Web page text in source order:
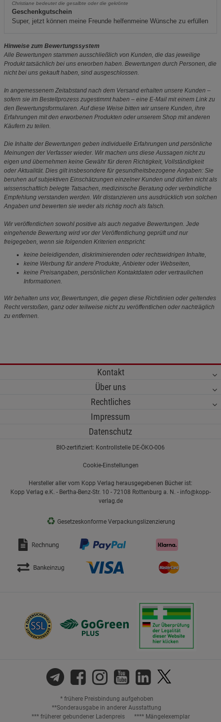
Christiane bedeutet die gesalbte oder die gekrönte
Geschenkgutschein
Super, jetzt können meine Freunde helfenmeine Wünsche zu erfüllen
Hinweise zum Bewertungssystem
Alle Bewertungen stammen ausschließlich von Kunden, die das jeweilige
Produkt tatsächlich bei uns erworben haben. Bewertungen durch Personen, die
nicht bei uns gekauft haben, sind ausgeschlossen.
In angemessenem Zeitabstand nach dem Versand erhalten unsere Kunden –
sofern sie im Bestellprozess zugestimmt haben – eine E-Mail mit einem Link zu
den Bewertungsformularen. Auf diese Weise bitten wir unsere Kunden, ihre
Erfahrungen mit den erworbenen Produkten oder unserem Shop mit anderen
Käufern zu teilen.
Die Inhalte der Bewertungen geben individuelle Erfahrungen und persönliche
Meinungen der Verfasser wieder. Wir machen uns diese Aussagen nicht zu
eigen und übernehmen keine Gewähr für deren Richtigkeit, Vollständigkeit
oder Aktualität. Dies gilt insbesondere für gesundheitsbezogene Angaben: Sie
beruhen auf subjektiven Einschätzungen einzelner Kunden und dürfen nicht als
wissenschaftlich belegte Tatsachen, medizinische Beratung oder verbindliche
Empfehlung verstanden werden. Wir distanzieren uns ausdrücklich von solchen
Angaben und bewerten sie weder als richtig noch als falsch.
Wir veröffentlichen sowohl positive als auch negative Bewertungen. Jede
eingehende Bewertung wird vor der Veröffentlichung geprüft und nur
freigegeben, wenn sie folgenden Kriterien entspricht:
keine beleidigenden, diskriminierenden oder rechtswidrigen Inhalte,
keine Werbung für andere Produkte, Anbieter oder Webseiten,
keine Preisangaben, persönlichen Kontaktdaten oder vertraulichen
Informationen.
Wir behalten uns vor, Bewertungen, die gegen diese Richtlinien oder geltendes
Recht verstoßen, ganz oder teilweise nicht zu veröffentlichen oder nachträglich
zu entfernen.
Kontakt
Über uns
Rechtliches
Impressum
Datenschutz
BIO-zertifiziert: Kontrollstelle DE-ÖKO-006
Cookie-Einstellungen
Hersteller aller vom Kopp Verlag herausgegebenen Bücher ist:
Kopp Verlag e.K. - Bertha-Benz-Str. 10 - 72108 Rottenburg a. N. - info@kopp-
verlag.de
♻ Gesetzeskonforme Verpackungslizenzierung
* frühere Preisbindung aufgehoben
**Sonderausgabe in anderer Ausstattung
*** früherer gebundener Ladenpreis
**** Mängelexemplar